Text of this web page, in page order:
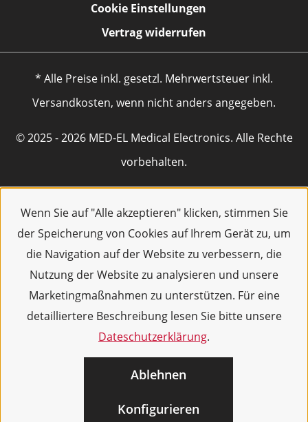
Wenn Sie auf "Alle akzeptieren" klicken, stimmen Sie
der Speicherung von Cookies auf Ihrem Gerät zu, um
die Navigation auf der Website zu verbessern, die
Nutzung der Website zu analysieren und unsere
Marketingmaßnahmen zu unterstützen. Für eine
detailliertere Beschreibung lesen Sie bitte unsere
Dateschutzerklärung.
Ablehnen
Konfigurieren
Cookie Einstellungen
Vertrag widerrufen
* Alle Preise inkl. gesetzl. Mehrwertsteuer inkl.
Versandkosten, wenn nicht anders angegeben.
© 2025 - 2026 MED-EL Medical Electronics. Alle Rechte
vorbehalten.